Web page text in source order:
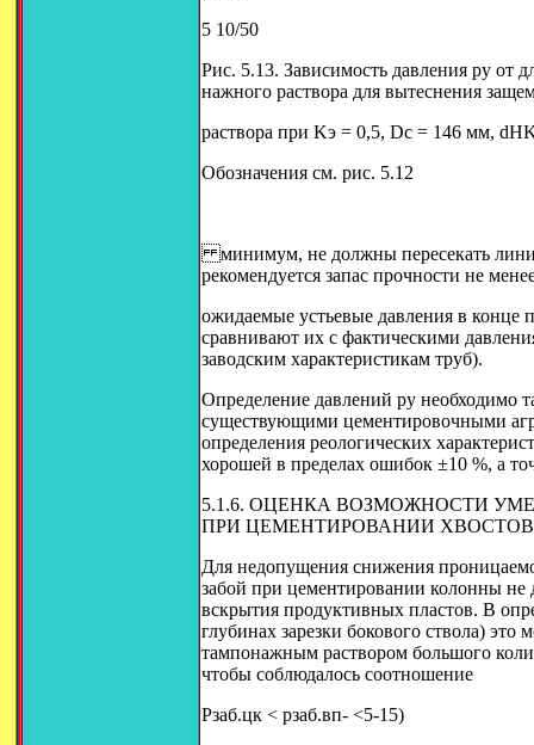
5 10/50
Рис. 5.13. Зависимость давления ру от
нажного раствора для вытеснения
раствора при Kэ = 0,5, Dc = 146 мм,
Обозначения см. рис. 5.12
минимум, не должны пересекать
рекомендуется запас прочности не
ожидаемые устьевые давления в конце
сравнивают их с фактическими
заводским характеристикам труб).
Определение давлений ру необходимо
существующими цементировочными
определения реологических
хорошей в пределах ошибок ±10 %, а
5.1.6. ОЦЕНКА ВОЗМОЖНОСТИ
ПРИ ЦЕМЕНТИРОВАНИИ
Для недопущения снижения
забой при цементировании колонны не
вскрытия продуктивных пластов. В
глубинах зарезки бокового ствола)
тампонажным раствором большого
чтобы соблюдалось соотношение
Рзаб.цк < pзаб.вп- <5-15)